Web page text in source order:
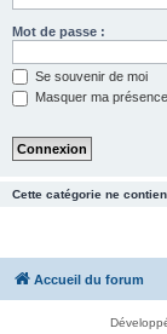
Mot de passe :
Se souvenir de moi
Masquer ma
Cette catégorie ne
Accueil du forum